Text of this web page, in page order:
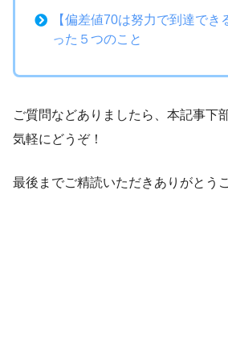
【偏差値70は努力で到達でき
った５つのこと
ご質問などありましたら、本記事下
気軽にどうぞ！
最後までご精読いただきありがとう